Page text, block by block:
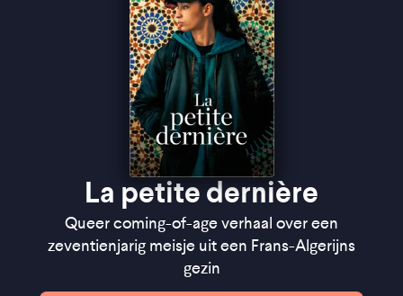
La petite dernière
Queer coming-of-age verhaal over een
zeventienjarig meisje uit een Frans-Algerijns
gezin